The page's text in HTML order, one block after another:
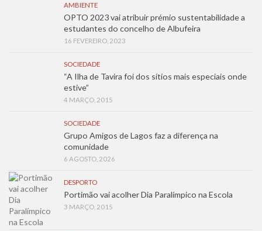
AMBIENTE
OPTO 2023 vai atribuir prémio sustentabilidade a
estudantes do concelho de Albufeira
16 FEVEREIRO, 2023
SOCIEDADE
“A Ilha de Tavira foi dos sítios mais especiais onde
estive”
4 MARÇO, 2015
SOCIEDADE
Grupo Amigos de Lagos faz a diferença na
comunidade
6 AGOSTO, 2026
DESPORTO
Portimão vai acolher Dia Paralímpico na Escola
3 MARÇO, 2015